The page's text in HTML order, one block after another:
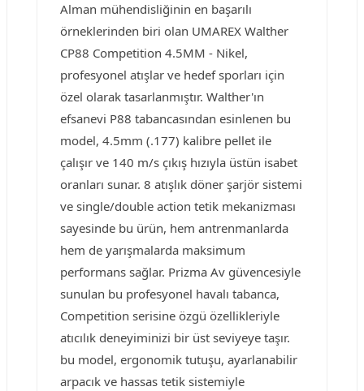
Alman mühendisliğinin en başarılı
örneklerinden biri olan UMAREX Walther
CP88 Competition 4.5MM - Nikel,
profesyonel atışlar ve hedef sporları için
özel olarak tasarlanmıştır. Walther'ın
efsanevi P88 tabancasından esinlenen bu
model, 4.5mm (.177) kalibre pellet ile
çalışır ve 140 m/s çıkış hızıyla üstün isabet
oranları sunar. 8 atışlık döner şarjör sistemi
ve single/double action tetik mekanizması
sayesinde bu ürün, hem antrenmanlarda
hem de yarışmalarda maksimum
performans sağlar. Prizma Av güvencesiyle
sunulan bu profesyonel havalı tabanca,
Competition serisine özgü özellikleriyle
atıcılık deneyiminizi bir üst seviyeye taşır.
bu model, ergonomik tutuşu, ayarlanabilir
arpacık ve hassas tetik sistemiyle